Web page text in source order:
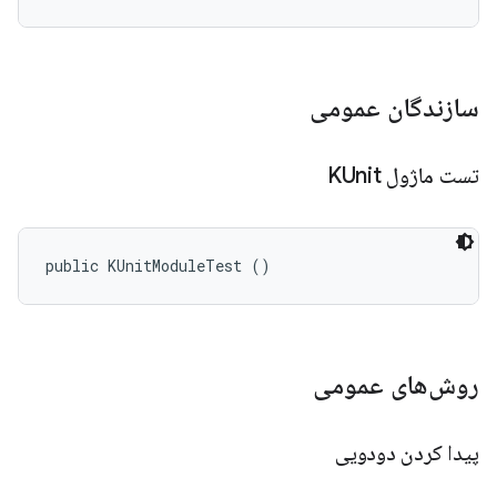
سازندگان عمومی
تست ماژول KUnit
public KUnitModuleTest ()
روش‌های عمومی
پیدا کردن دودویی